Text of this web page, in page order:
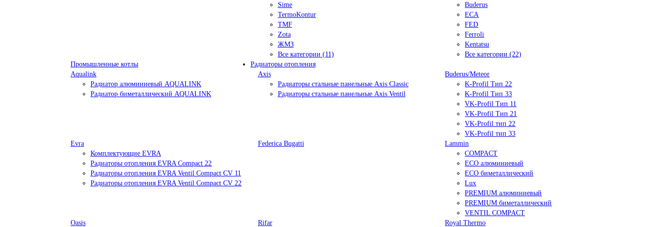
Sime
TermoKontur
TMF
Zota
ЖМЗ
Все категории (11)
Buderus
ECA
FED
Ferroli
Kentatsu
Все категории (22)
Промышленные котлы
Радиаторы отопления
Aqualink
Радиатор алюминиевый AQUALINK
Радиатор биметаллический AQUALINK
Axis
Радиаторы стальные панельные Axis Classic
Радиаторы стальные панельные Axis Ventil
Buderus/Meteor
K-Profil Тип 22
K-Profil Тип 33
VK-Profil Тип 11
VK-Profil Тип 21
VK-Profil тип 22
VK-Profil тип 33
Evra
Комплектующие EVRA
Радиаторы отопления EVRA Compact 22
Радиаторы отопления EVRA Ventil Compact CV 11
Радиаторы отопления EVRA Ventil Compact CV 22
Federica Bugatti
Lammin
COMPACT
ECO алюминиевый
ECO биметаллический
Lux
PREMIUM алюминиевый
PREMIUM биметаллический
VENTIL COMPACT
Oasis
Rifar
Royal Thermo